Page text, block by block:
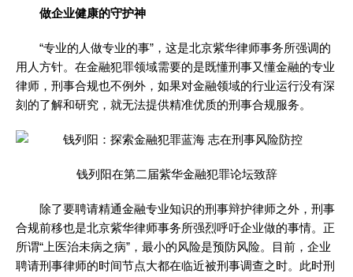
做企业健康的守护神
“专业的人做专业的事”，这是北京紫华律师事务所强调的
用人方针。在金融犯罪领域需要的是既懂刑事又懂金融的专业
律师，刑事合规也不例外，如果对金融领域的行业运行没有深
刻的了解和研究，就无法提供精准优质的刑事合规服务。
钱列阳在第二届紫华金融犯罪论坛致辞
除了要聘请精通金融专业知识的刑事辩护律师之外，刑事
合规前移也是北京紫华律师事务所强烈呼吁企业做的事情。正
所谓“上医治未病之病”，最小的风险是预防风险。目前，企业
聘请刑事律师的时间节点大都在临近被刑事调查之时。此时刑